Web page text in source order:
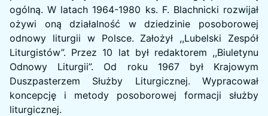
ogólną. W latach 1964-1980 ks. F. Blachnicki rozwijał
ożywi oną działalność w dziedzinie posoborowej
odnowy liturgii w Polsce. Założył ,,Lubelski Zespół
Liturgistów”. Przez 10 lat był redaktorem ,,Biuletynu
Odnowy Liturgii”. Od roku 1967 był Krajowym
Duszpasterzem Służby Liturgicznej. Wypracował
koncepcję i metody posoborowej formacji służby
liturgicznej.